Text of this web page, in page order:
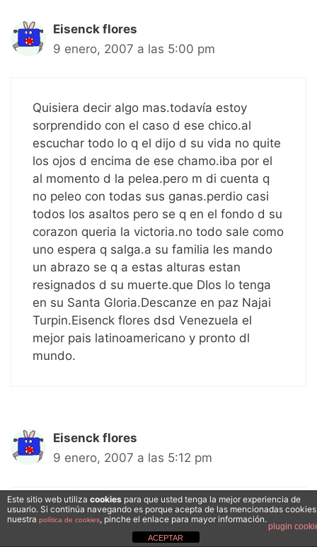
Eisenck flores
9 enero, 2007 a las 5:00 pm
Quisiera decir algo mas.todavía estoy
sorprendido con el caso d ese chico.al
escuchar todo lo q el dijo d su vida no quite
los ojos d encima de ese chamo.iba por el
al momento d la pelea.pero m di cuenta q
no peleo con todas sus ganas.perdio casi
todos los asaltos pero se q en el fondo d su
corazon queria la victoria.no todo sale como
uno espera q salga.a su familia les mando
un abrazo se q a estas alturas estan
resignados d su muerte.que DIos lo tenga
en su Santa Gloria.Descanze en paz Najai
Turpin.Eisenck flores dsd Venezuela el
mejor pais latinoamericano y pronto dl
mundo.
Eisenck flores
9 enero, 2007 a las 5:12 pm
*najai turpin* no me caben las palabras
para decir toda la admiración que tengo x
Este sitio web utiliza cookies para que usted tenga la mejor experiencia de
usuario. Si continúa navegando es porque acepta de las mencionadas
nuestra política de cookies, pinche el enlace para mayor información.
plugin
ACEPTAR